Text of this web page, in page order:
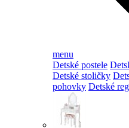
menu
Detské postele
Detské stoličky
pohovky Detské